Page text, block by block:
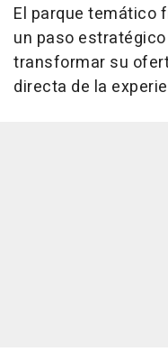
El parque temático
un paso
transformar su
directa de la